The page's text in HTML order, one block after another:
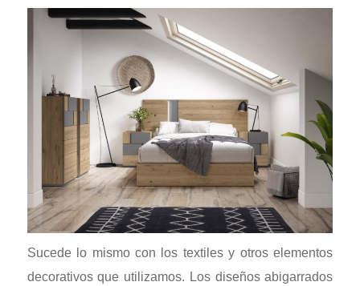
Sucede lo mismo con los textiles y otros elementos
decorativos que utilizamos. Los diseños abigarrados